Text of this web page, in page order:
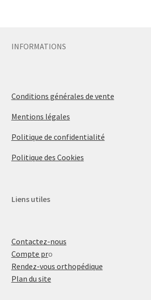
INFORMATIONS
Conditions générales de vente
Mentions légales
Politique de confidentialité
Politique des Cookies
Liens utiles
Contactez-nous
Compte pro
Rendez-vous orthopédique
Plan du site